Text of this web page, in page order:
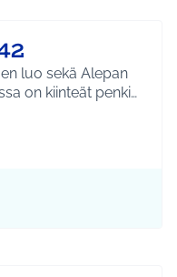
luo sekä Alepan
on kiinteät penki…
mukaan: Infra ja liikenne